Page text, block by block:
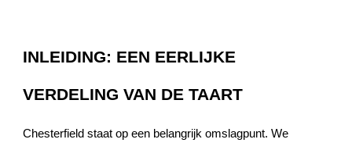
INLEIDING: EEN EERLIJKE
VERDELING VAN DE TAART
Chesterfield staat op een belangrijk omslagpunt. We